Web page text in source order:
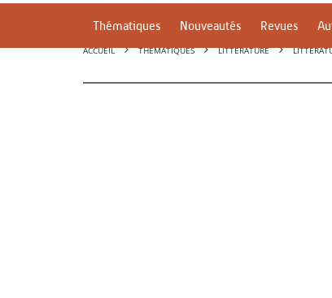
Thématiques Nouveautés Revues
ACCUEIL THÉMATIQUES LITTÉRATURE